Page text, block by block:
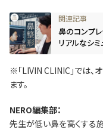
鼻のコンプ
リアルなシミ
※「LIVIN CLINIC」では、
ます。
NERO編集部：
先生が低い鼻を高くする